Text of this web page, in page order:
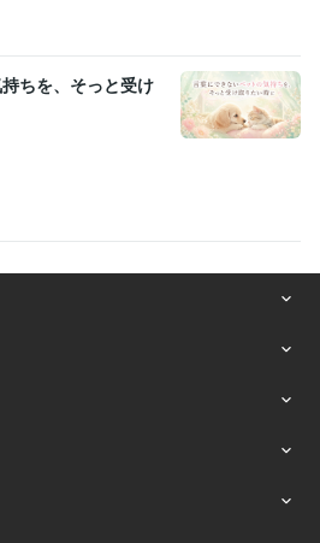
ちを、そっと受け